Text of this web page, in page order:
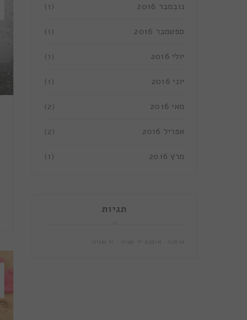
נובמבר 2016 (1)
ספטמבר 2016 (1)
יולי 2016 (1)
יוני 2016 (1)
מאי 2016 (2)
אפריל 2016 (2)
מרץ 2016 (1)
תגיות